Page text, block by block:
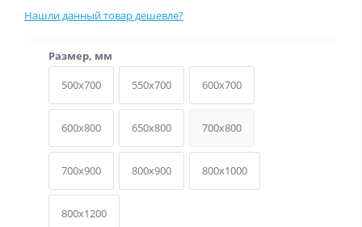
Нашли данный товар дешевле?
Размер, мм
500x700
550x700 600x700
600x800 650x800 700x800
700x900 800x900 800x1000
800x1200